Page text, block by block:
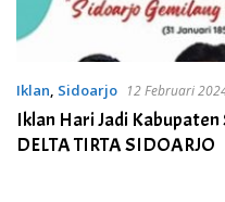
Iklan, Sidoarjo 12 Februari
Iklan Hari Jadi
DELTA TIRTA SIDOARJO